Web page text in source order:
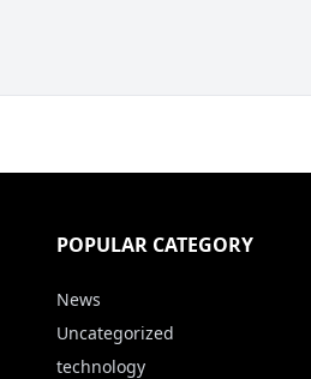
POPULAR CATEGORY
News
Uncategorized
technology